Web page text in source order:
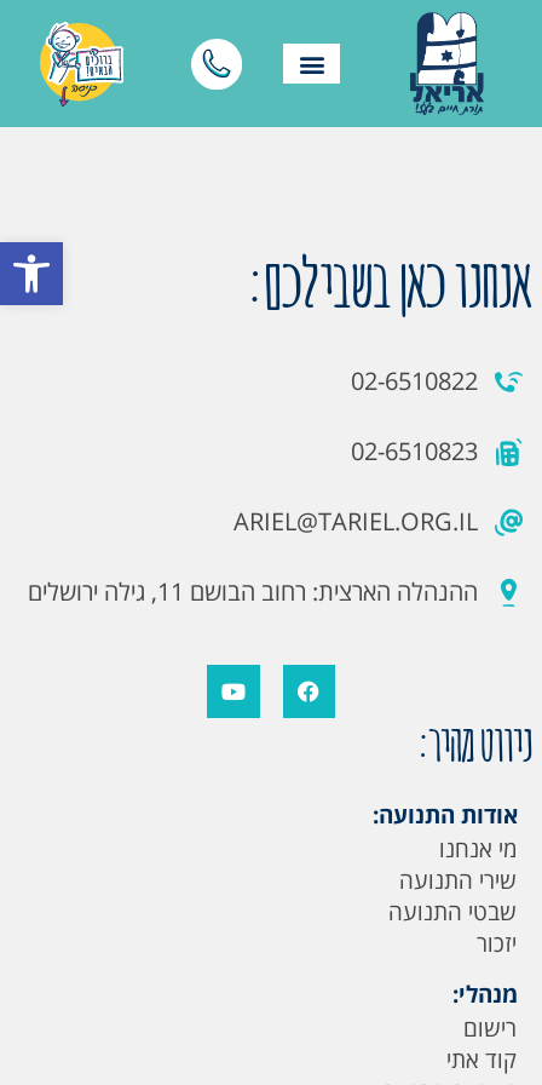
פתח אנחנו כאן בשבילכם:
02-6510822
02-6510823
ARIEL@TARIEL.ORG.IL
ההנהלה הארצית: רחוב הבושם 11, גילה ירושלים
ניווט מהיר:
אודות התנועה:
מי אנחנו
שירי התנועה
שבטי התנועה
יזכור
מנהלי:
רישום
קוד אתי